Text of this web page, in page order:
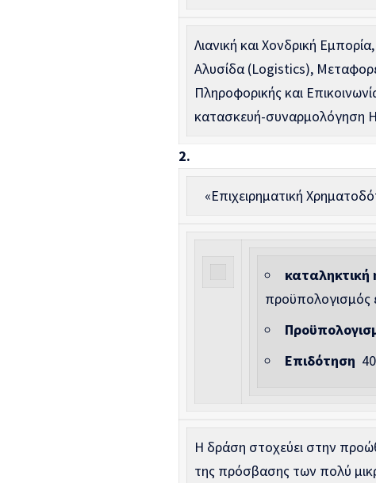
Λιανική και Χονδρική
Αλυσίδα (Logistics),
Πληροφορικής και
κατασκευή-συναρμολόγηση
2.
«Επιχειρηματική
καταληκτική
προϋπολογισμός
Επιδότηση
Η δράση στοχεύει στην
της πρόσβασης των πολύ